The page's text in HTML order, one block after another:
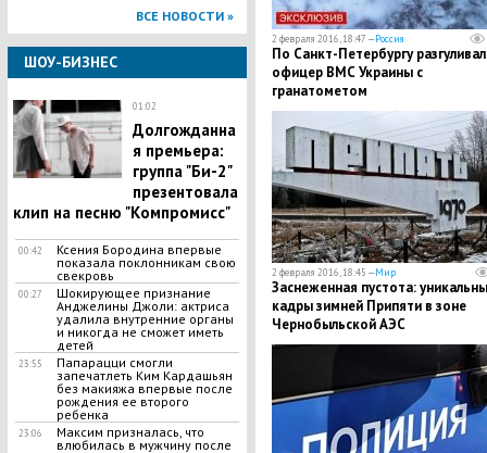
ВСЕ НОВОСТИ »
ШОУ-БИЗНЕС
01:02
Долгожданна
я премьера:
группа "Би-2"
презентовала
клип на песню "Компромисс"
00:42
Ксения Бородина впервые
показала поклонникам свою
свекровь
00:27
Шокирующее признание
Анджелины Джоли: актриса
удалила внутренние органы
и никогда не сможет иметь
детей
23:55
Папарацци смогли
запечатлеть Ким Кардашьян
без макияжа впервые после
рождения ее второго
ребенка
23:06
Максим призналась, что
влюбилась в мужчину после
2 февраля 2016, 18:47 —Россия
По Санкт-Петербургу разгуливал
офицер ВМС Украины с
гранатометом
2 февраля 2016, 18:45 —Мир
Заснеженная пустота:
кадры зимней Припяти в зоне
Чернобыльской АЭС